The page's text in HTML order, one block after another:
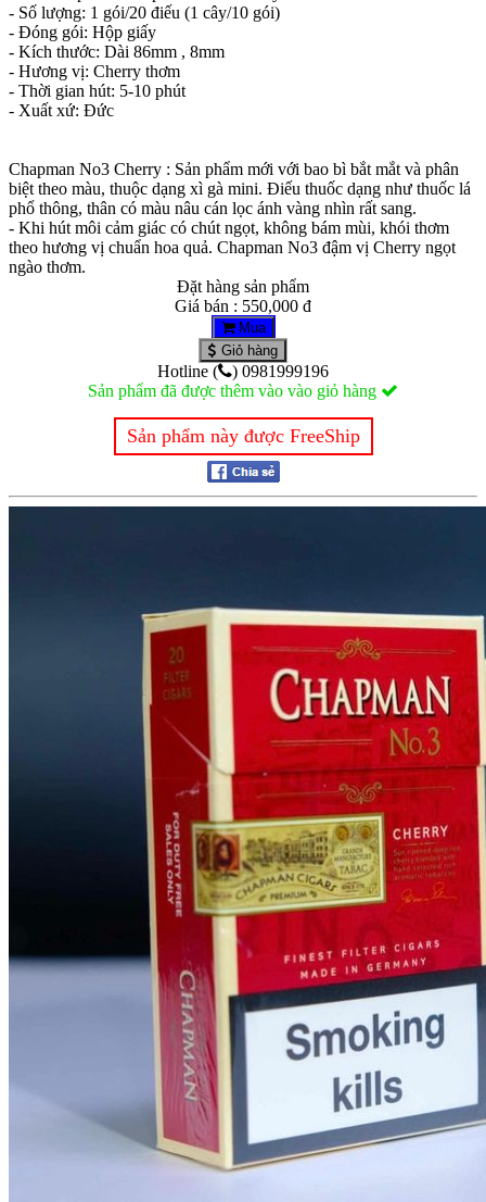
- Số lượng: 1 gói/20 điếu (1 cây/10 gói)
- Đóng gói: Hộp giấy
- Kích thước: Dài 86mm , 8mm
- Hương vị: Cherry thơm
- Thời gian hút: 5-10 phút
- Xuất xứ: Đức
Chapman No3 Cherry : Sản phẩm mới với bao bì bắt mắt và phân
biệt theo màu, thuộc dạng xì gà mini. Điếu thuốc dạng như thuốc lá
phổ thông, thân có màu nâu cán lọc ánh vàng nhìn rất sang.
- Khi hút môi cảm giác có chút ngọt, không bám mùi, khói thơm
theo hương vị chuẩn hoa quả. Chapman No3 đậm vị Cherry ngọt
ngào thơm.
Đặt hàng sản phẩm
Giá bán : 550,000 đ
Mua
Giỏ hàng
Hotline (
) 0981999196
Sản phẩm đã được thêm vào vào giỏ hàng
Sản phẩm này được FreeShip